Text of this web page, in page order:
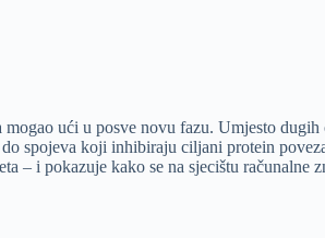
ući u posve novu fazu. Umjesto
spojeva koji inhibiraju ciljani protein
– i pokazuje kako se na sjecištu računalne